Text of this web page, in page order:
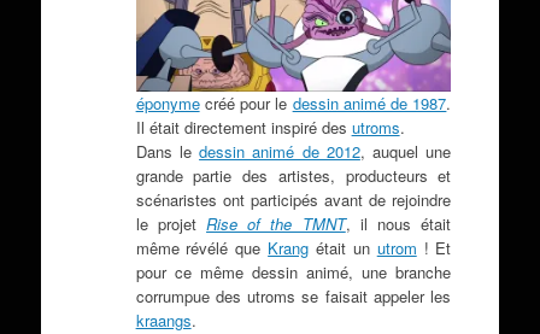
éponymecréé pour le dessin animé de 1987.
Il était directement inspiré des utroms.
Dans ledessin animé de 2012, auquel une
grande partie des artistes, producteurs et
scénaristes ont participés avant de rejoindre
le projetRise of the TMNT, il nous était
même révélé que Krang était un utrom ! Et
pour ce même dessin animé, une branche
corrumpue des utroms se faisait appeler les
kraangs.